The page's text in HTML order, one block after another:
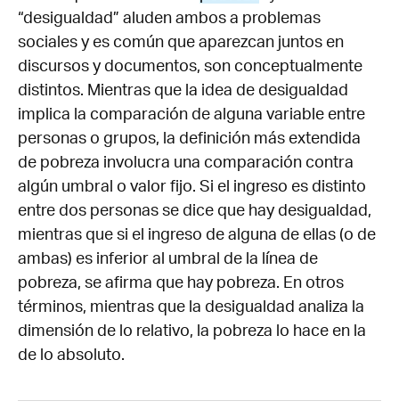
“desigualdad” aluden ambos a problemas
sociales y es común que aparezcan juntos en
discursos y documentos, son conceptualmente
distintos. Mientras que la idea de desigualdad
implica la comparación de alguna variable entre
personas o grupos, la definición más extendida
de pobreza involucra una comparación contra
algún umbral o valor fijo. Si el ingreso es distinto
entre dos personas se dice que hay desigualdad,
mientras que si el ingreso de alguna de ellas (o de
ambas) es inferior al umbral de la línea de
pobreza, se afirma que hay pobreza. En otros
términos, mientras que la desigualdad analiza la
dimensión de lo relativo, la pobreza lo hace en la
de lo absoluto.